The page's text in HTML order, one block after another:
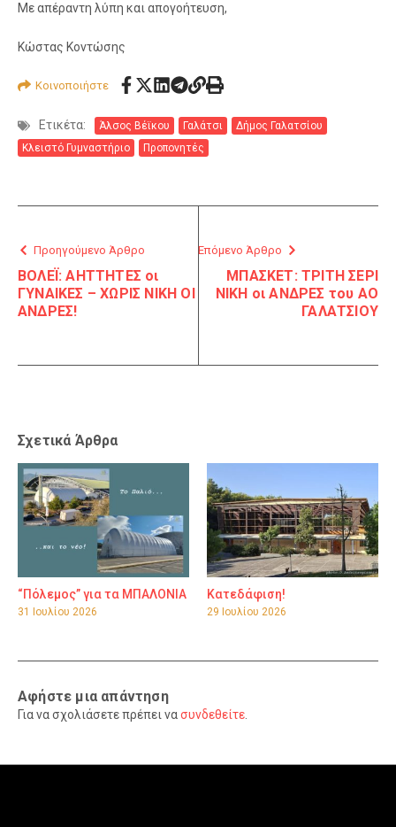
Με απέραντη λύπη και απογοήτευση,
Κώστας Κοντώσης
Κοινοποιήστε
Ετικέτα: Άλσος Βέϊκου Γαλάτσι
Δήμος Γαλατσίου
Κλειστό Γυμναστήριο
Προπονητές
Προηγούμενο Άρθρο
ΒΟΛΕΪ: ΑΗΤΤΗΤΕΣ οι
ΓΥΝΑΙΚΕΣ – ΧΩΡΙΣ ΝΙΚΗ ΟΙ
ΑΝΔΡΕΣ!
Επόμενο Άρθρο
ΜΠΑΣΚΕΤ: ΤΡΙΤΗ ΣΕΡΙ
ΝΙΚΗ οι ΑΝΔΡΕΣ του ΑΟ
ΓΑΛΑΤΣΙΟΥ
Σχετικά Άρθρα
“Πόλεμος” για τα ΜΠΑΛΟΝΙΑ
31 Ιουλίου 2026
Κατεδάφιση!
29 Ιουλίου 2026
Αφήστε μια απάντηση
Για να σχολιάσετε πρέπει νασυνδεθείτε.